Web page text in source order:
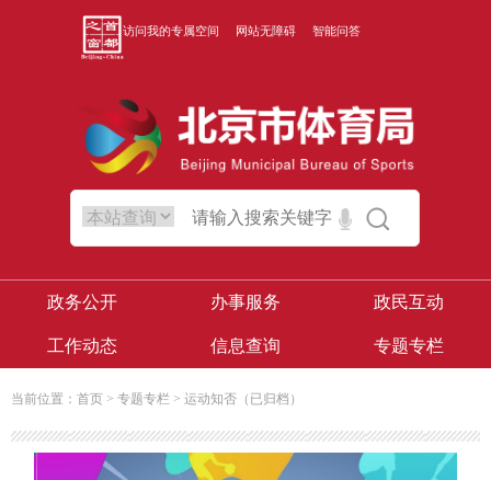
访问我的专属空间 网站无障碍 智能问答
政务公开 办事服务 政民互动
工作动态 信息查询 专题专栏
当前位置： 首页 > 专题专栏 > 运动知否（已归档）